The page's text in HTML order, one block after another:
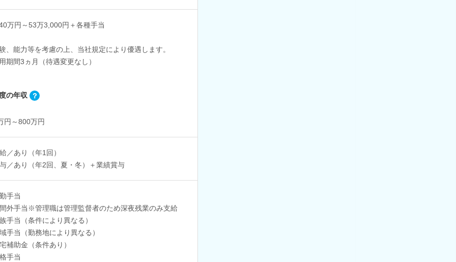
万円～53万3,000円＋各種手当
、能力等を考慮の上、当社規定により優遇します。
期間3ヵ月（待遇変更なし）
の年収
円～800万円
／あり（年1回）
／あり（年2回、夏・冬）＋業績賞与
手当
外手当※管理職は管理監督者のため深夜残業のみ支給
手当（条件により異なる）
手当（勤務地により異なる）
補助金（条件あり）
手当